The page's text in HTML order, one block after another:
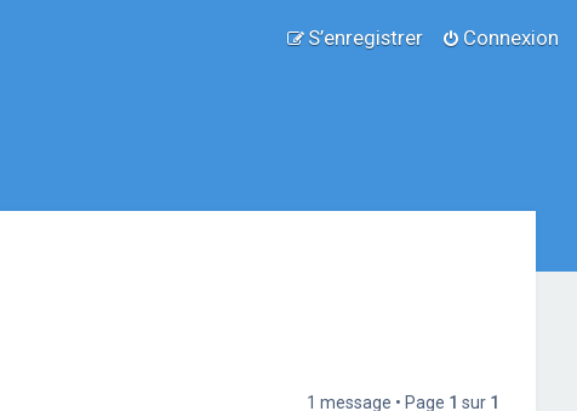
Connexion
S’enregistrer
1 message • Page 1 sur 1